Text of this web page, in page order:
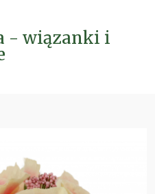
- wiązanki i